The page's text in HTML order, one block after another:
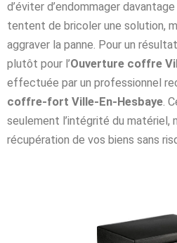
d’éviter d’endommager
tentent de bricoler une solution,
aggraver la panne. Pour un
plutôt pour l’Ouverture coffre
effectuée par un professionnel
coffre-fort Ville-En-Hesbaye.
seulement l’intégrité du matériel,
récupération de vos biens sans